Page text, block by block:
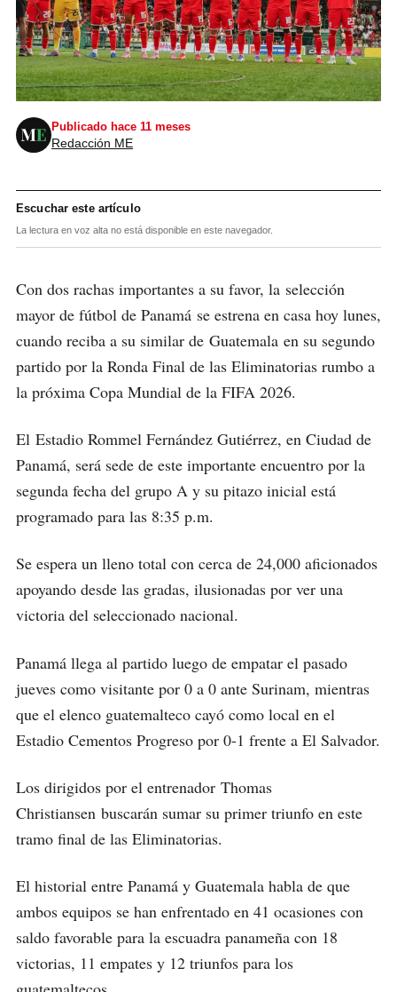
Publicado hace 11 meses
Redacción ME
Escuchar este artículo
La lectura en voz alta no está disponible en este navegador.
Con dos rachas importantes a su favor, la selección
mayor de fútbol de Panamá se estrena en casa hoy lunes,
cuando reciba a su similar de Guatemala en su segundo
partido por la Ronda Final de las Eliminatorias rumbo a
la próxima Copa Mundial de la FIFA 2026.
El Estadio Rommel Fernández Gutiérrez, en Ciudad de
Panamá, será sede de este importante encuentro por la
segunda fecha del grupo A y su pitazo inicial está
programado para las 8:35 p.m.
Se espera un lleno total con cerca de 24,000 aficionados
apoyando desde las gradas, ilusionadas por ver una
victoria del seleccionado nacional.
Panamá llega al partido luego de empatar el pasado
jueves como visitante por 0 a 0 ante Surinam, mientras
que el elenco guatemalteco cayó como local en el
Estadio Cementos Progreso por 0-1 frente a El Salvador.
Los dirigidos por el entrenador Thomas
Christiansen buscarán sumar su primer triunfo en este
tramo final de las Eliminatorias.
El historial entre Panamá y Guatemala habla de que
ambos equipos se han enfrentado en 41 ocasiones con
saldo favorable para la escuadra panameña con 18
victorias, 11 empates y 12 triunfos para los